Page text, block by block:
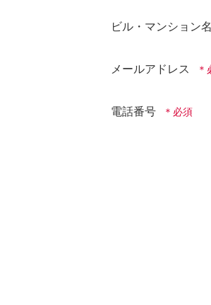
ビル・マンション名
メールアドレス
電話番号